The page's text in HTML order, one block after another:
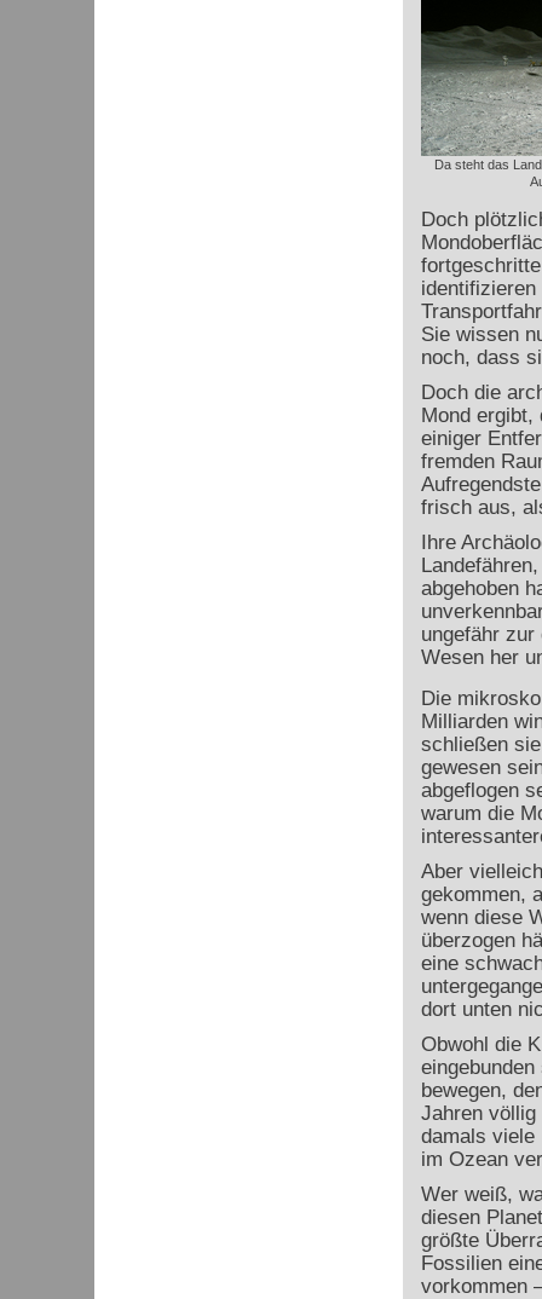
Da steht das
Doch
Sie wissen
noch, dass
Doch die
Mond ergibt,
einiger
fremden
frisch aus,
Ihre
abgehoben
ungefähr
Wesen her
Die
Milliarden
schließen
gewesen
abgeflogen
warum die
Aber
gekommen,
wenn diese
überzogen
eine
dort unten
Obwohl die
bewegen,
Jahren völlig
damals viele
im Ozean
Wer weiß,
diesen
größte
Fossilien
vorkommen